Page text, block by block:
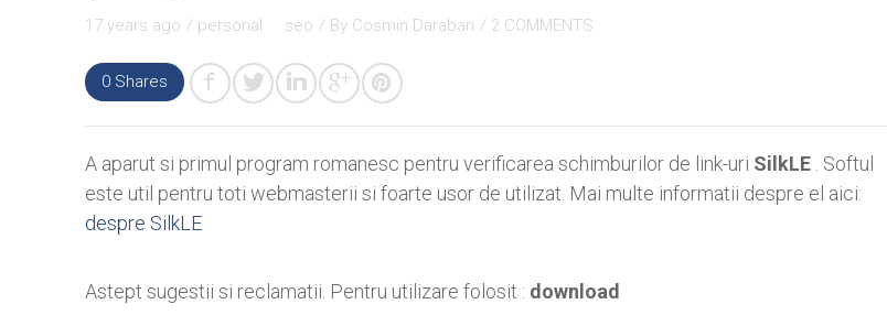
17 years ago / personal seo / By Cosmin Daraban / 2 COMMENTS
0 Shares
A aparut si primul program romanesc pentru verificarea schimburilor de link-uri SilkLE . Softul
este util pentru toti webmasterii si foarte usor de utilizat. Mai multe informatii despre el aici:
despre SilkLE
Astept sugestii si reclamatii. Pentru utilizare folosit : download